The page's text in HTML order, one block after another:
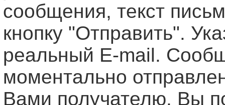
сообщения, текст
кнопку "Отправить".
реальный E-mail.
моментально
Вами получателю. Вы